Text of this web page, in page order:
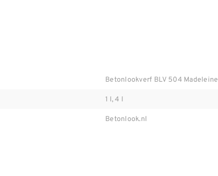
Betonlookverf BLV 504 Madeleine
1 l, 4 l
Betonlook.nl